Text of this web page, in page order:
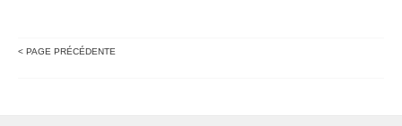
< PAGE PRÉCÉDENTE